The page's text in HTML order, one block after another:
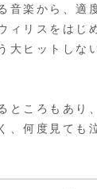
音楽から、適
ィリスをはじ
大ヒットしな
ところもあり
、何度見ても